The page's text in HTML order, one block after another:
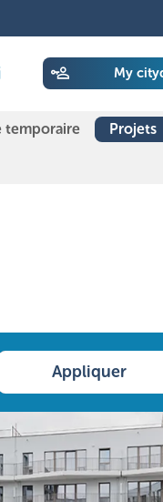
My
temporaire Projets
Appliquer